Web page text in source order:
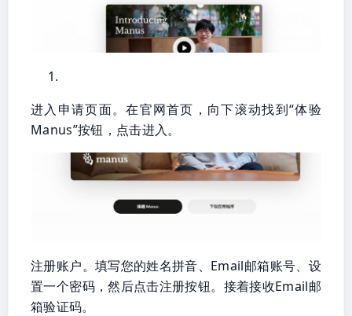
进入申请页面。在官网首页，向下滚动找到“体验
Manus”按钮，点击进入。
注册账户。填写您的姓名拼音、Email邮箱账号、设
置一个密码，然后点击注册按钮。接着接收Email邮
箱验证码。